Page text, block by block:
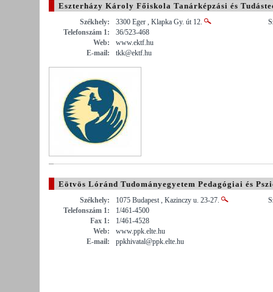
Eszterházy Károly Főiskola Tanárképzási és
Székhely:
3300 Eger , Klapka Gy. út 12.
Telefonszám 1:
36/523-468
Web:
www.ektf.hu
E-mail:
tkk@ektf.hu
Eötvös Lóránd Tudományegyetem Pedagógiai és
Székhely:
1075 Budapest , Kazinczy u. 23-27.
Telefonszám 1:
1/461-4500
Fax 1:
1/461-4528
Web:
www.ppk.elte.hu
E-mail:
ppkhivatal@ppk.elte.hu